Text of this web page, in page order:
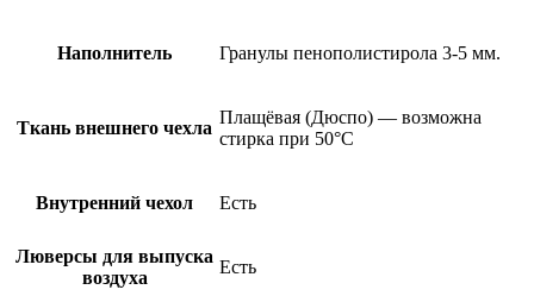
Наполнитель Гранулы пенополистирола 3-5 мм.
Ткань внешнего чехла
Плащёвая (Дюспо) — возможна
стирка при 50°С
Внутренний чехол Есть
Люверсы для выпуска
воздуха
Есть